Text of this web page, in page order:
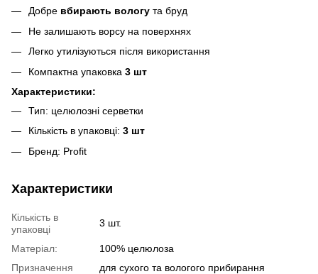
Добре вбирають вологу та бруд
Не залишають ворсу на поверхнях
Легко утилізуються після використання
Компактна упаковка 3 шт
Характеристики:
Тип: целюлозні серветки
Кількість в упаковці: 3 шт
Бренд: Profit
Характеристики
Кількість в
упаковці
3 шт.
Матеріал:
100% целюлоза
Призначення
для сухого та вологого прибирання